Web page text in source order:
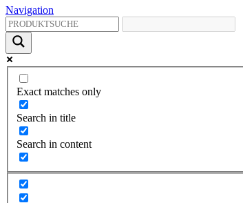
Navigation
Exact matches only
Search in title
Search in content